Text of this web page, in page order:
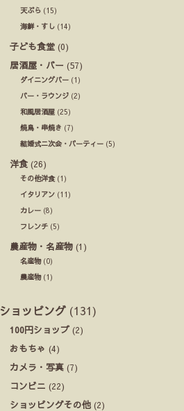
天ぷら (15)
海鮮・すし (14)
子ども食堂 (0)
居酒屋・バー (57)
ダイニングバー (1)
バー・ラウンジ (2)
和風居酒屋 (25)
焼鳥・串焼き (7)
結婚式ニ次会・パーティー (5)
洋食 (26)
その他洋食(1)
イタリアン (11)
カレー (8)
フレンチ (5)
農産物・名産物 (1)
名産物(0)
農産物(1)
ショッピング (131)
100円ショップ (2)
おもちゃ (4)
カメラ・写真 (7)
コンビニ (22)
ショッピングその他 (2)